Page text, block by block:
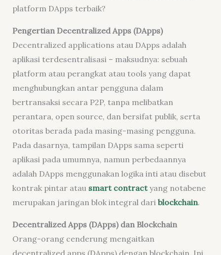
platform DApps terbaik?
Pengertian Decentralized Apps (DApps)
Decentralized applications atau DApps adalah
aplikasi terdesentralisasi – maksudnya: sebuah
platform atau perangkat atau tools yang dapat
menghubungkan antar pengguna dalam
bertransaksi secara P2P, tanpa melibatkan
perantara, open source, dan bersifat publik, serta
otoritas berada pada masing-masing pengguna.
Pada dasarnya, tampilan DApps sama seperti
aplikasi pada umumnya, namun perbedaannya
adalah DApps menggunakan logika inti atau disebut
kontrak pintar atau smart contractyang notabene
merupakan jaringan blok integral dari blockchain.
Decentralized Apps (DApps) dan Blockchain
Orang-orang cenderung mengaitkan